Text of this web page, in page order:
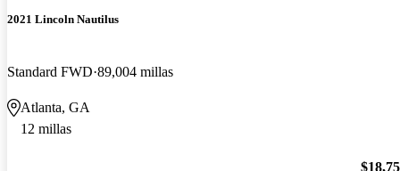
2021 Lincoln Nautilus
Standard FWD 89,004 millas
Atlanta, GA
12 millas